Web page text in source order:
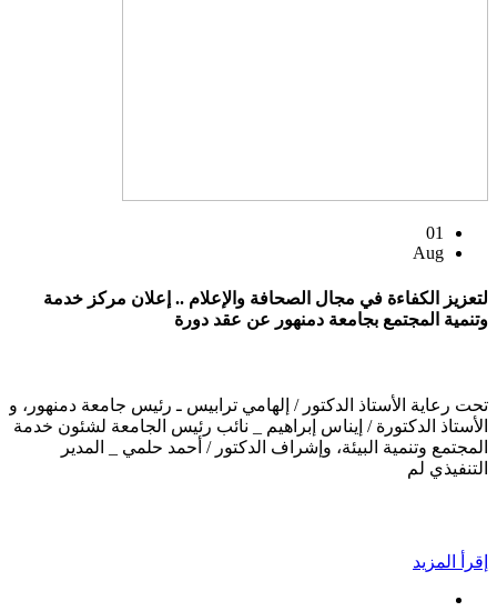
01
Aug
لتعزيز الكفاءة في مجال الصحافة والإعلام .. إعلان مركز خدمة
وتنمية المجتمع بجامعة دمنهور عن عقد دورة
تحت رعاية الأستاذ الدكتور / إلهامي ترابيس ـ رئيس جامعة دمنهور، و
الأستاذ الدكتورة / إيناس إبراهيم _ نائب رئيس الجامعة لشئون خدمة
المجتمع وتنمية البيئة، وإشراف الدكتور / أحمد حلمي _ المدير
التنفيذي لم
إقرأ المزيد